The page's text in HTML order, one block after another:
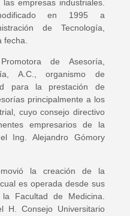
empresas industriales.
en 1995 a
de Tecnología,
fecha.
de Asesoría,
A.C., organismo de
para la prestación de
principalmente a los
cuyo consejo directivo
empresarios de la
Ing. Alejandro Gómory
la creación de la
es operada desde sus
Facultad de Medicina.
H. Consejo Universitario